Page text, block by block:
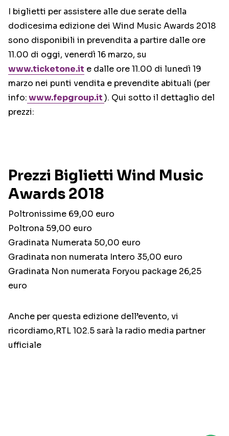
I biglietti per assistere alle due serate della
dodicesima edizione dei Wind Music Awards 2018
sono disponibili in prevendita a partire dalle ore
11.00 di oggi, venerdì 16 marzo, su
www.ticketone.it e dalle ore 11.00 di lunedì 19
marzo nei punti vendita e prevendite abituali (per
info:www.fepgroup.it). Qui sotto il dettaglio del
prezzi:
Prezzi Biglietti Wind Music
Awards 2018
Poltronissime 69,00 euro
Poltrona 59,00 euro
Gradinata Numerata 50,00 euro
Gradinata non numerata Intero 35,00 euro
Gradinata Non numerata Foryou package 26,25
euro
Anche per questa edizione dell’evento, vi
ricordiamo,RTL 102.5 sarà la radio media partner
ufficiale